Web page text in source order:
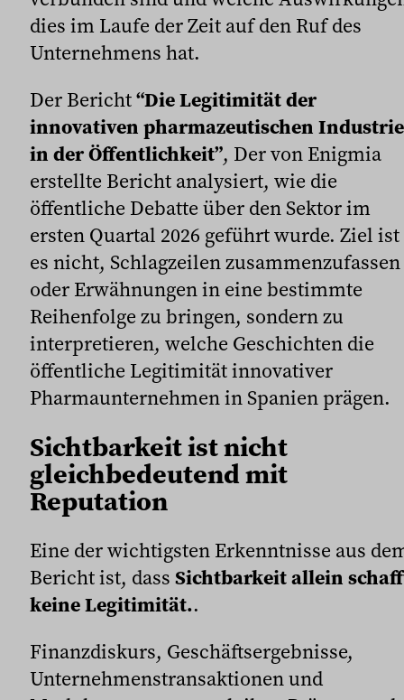
dies im Laufe der Zeit auf den Ruf des
Unternehmens hat.
Der Bericht“Die Legitimität der
innovativen pharmazeutischen Industrie
in der Öffentlichkeit”, Der von Enigmia
erstellte Bericht analysiert, wie die
öffentliche Debatte über den Sektor im
ersten Quartal 2026 geführt wurde. Ziel ist
es nicht, Schlagzeilen zusammenzufassen
oder Erwähnungen in eine bestimmte
Reihenfolge zu bringen, sondern zu
interpretieren, welche Geschichten die
öffentliche Legitimität innovativer
Pharmaunternehmen in Spanien prägen.
Sichtbarkeit ist nicht
gleichbedeutend mit
Reputation
Eine der wichtigsten Erkenntnisse aus
Bericht ist, dass Sichtbarkeit allein
keine Legitimität..
Finanzdiskurs, Geschäftsergebnisse,
Unternehmenstransaktionen und